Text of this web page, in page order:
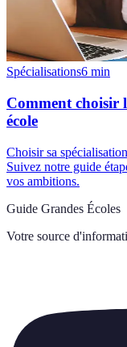
Spécialisations6 min
Comment choisir
école
Choisir sa
Suivez notre guide
vos ambitions.
Guide Grandes Écoles
Votre source